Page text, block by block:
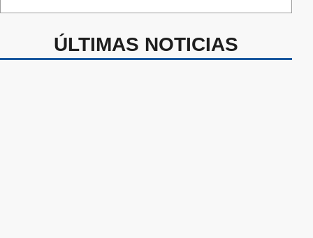
ÚLTIMAS NOTICIAS